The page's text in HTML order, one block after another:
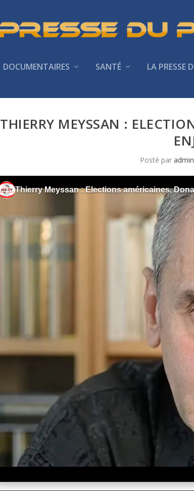
DOCUMENTAIRES SANTÉ LA PRESSE
THIERRY MEYSSAN :
Posté par admin